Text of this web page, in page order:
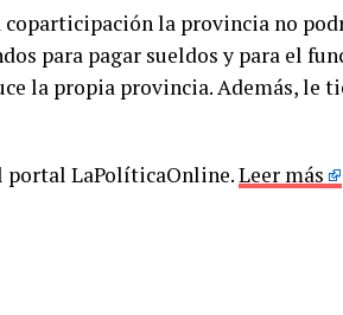
coparticipación la provincia no
para pagar sueldos y para el
la propia provincia. Además, le
portal LaPolíticaOnline.Leer más